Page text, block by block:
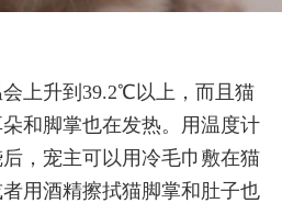
上升到39.2℃以上，而且猫
和脚掌也在发热。用温度计
，宠主可以用冷毛巾敷在猫
用酒精擦拭猫脚掌和肚子也